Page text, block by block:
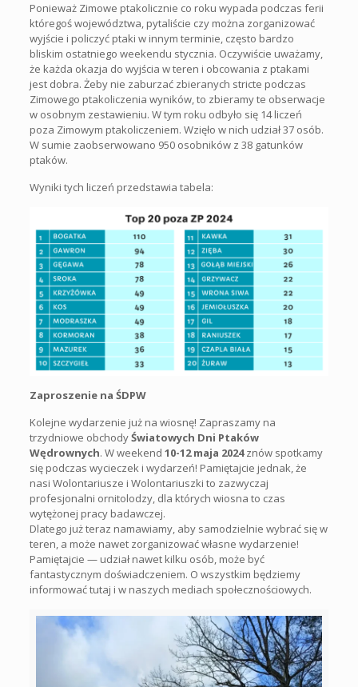
Ponieważ Zimowe ptakolicznie co roku wypada podczas ferii
któregoś województwa, pytaliście czy można zorganizować
wyjście i policzyć ptaki w innym terminie, często bardzo
bliskim ostatniego weekendu stycznia. Oczywiście uważamy,
że każda okazja do wyjścia w teren i obcowania z ptakami
jest dobra. Żeby nie zaburzać zbieranych stricte podczas
Zimowego ptakoliczenia wyników, to zbieramy te obserwacje
w osobnym zestawieniu. W tym roku odbyło się 14 liczeń
poza Zimowym ptakoliczeniem. Wzięło w nich udział 37 osób.
W sumie zaobserwowano 950 osobników z 38 gatunków
ptaków.
Wyniki tych liczeń przedstawia tabela:
Zaproszenie na ŚDPW
Kolejne wydarzenie już na wiosnę! Zapraszamy na
trzydniowe obchodyŚwiatowych Dni Ptaków
Wędrownych. W weekend 10-12 maja 2024znów spotkamy
się podczas wycieczek i wydarzeń! Pamiętajcie jednak, że
nasi Wolontariusze i Wolontariuszki to zazwyczaj
profesjonalni ornitolodzy, dla których wiosna to czas
wytężonej pracy badawczej.
Dlatego już teraz namawiamy, aby samodzielnie wybrać się w
teren, a może nawet zorganizować własne wydarzenie!
Pamiętajcie — udział nawet kilku osób, może być
fantastycznym doświadczeniem. O wszystkim będziemy
informować tutaj i w naszych mediach społecznościowych.